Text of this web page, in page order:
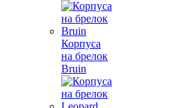
Корпуса
на брелок
Bruin